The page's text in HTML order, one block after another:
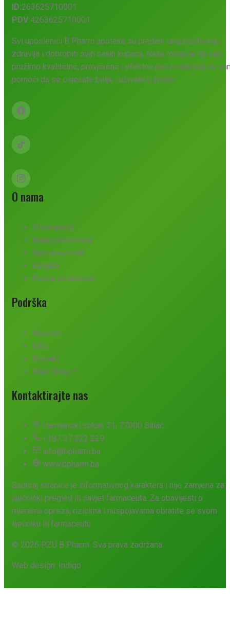
ID:263625710001
PDV:4263625710001
Svi uposlenici B Pharm apoteka su predani unaprijeđivanju
zdravlja i dobrobiti svih naših kupaca. Naša misija je da vam
pružimo kvalitetne, provjerene i efektne proizvode koji će
pomoći da se osjećate bolje i uživate u životu.
O nama
O kompaniji
Naše poslovnice
Naši proizvodi
Karijera
Polica privatnosti
Podrška
Novosti
FAQ
Kontakt
Web Shop
Kontaktirajte nas
Harmanski sokak 31, 77000 Bihać
+387 37 222 229
info@bpharm.ba
www.bpharm.ba
Sadržaj stranice je informativnog karaktera i nije zamjena za
liječnički pregled ili savjet farmaceuta. Za obavijesti o
mjerama opreza, rizicima i nuspojavama obratite se svom
liječniku ili farmaceutu.
© 2026 PZU B Pharm. Sva prava zadržana.
Web design: Indigo